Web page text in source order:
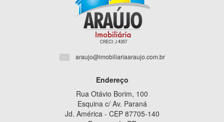
araujo@imobiliariaaraujo.com.br
Endereço
Rua Otávio Borim, 100
Esquina c/ Av. Paraná
Jd. América - CEP 87705-140